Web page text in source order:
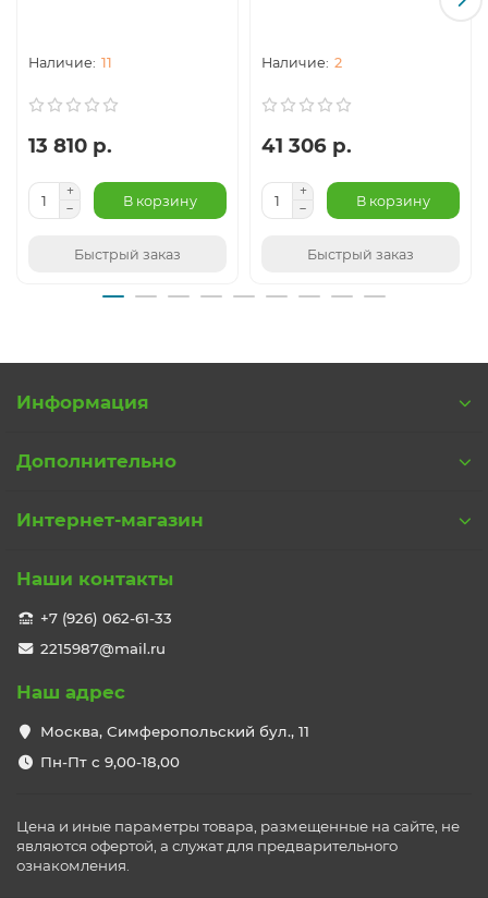
11
13 810 р.
В корзину
Быстрый заказ
2
41 306 р.
В корзину
Быстрый заказ
Информация
Дополнительно
Интернет-магазин
Наши контакты
+7 (926) 062-61-33
2215987@mail.ru
Наш адрес
Москва, Симферопольский бул., 11
Пн-Пт с 9,00-18,00
Цена и иные параметры товара, размещенные на сайте, не
являются офертой, а служат для предварительного
ознакомления.